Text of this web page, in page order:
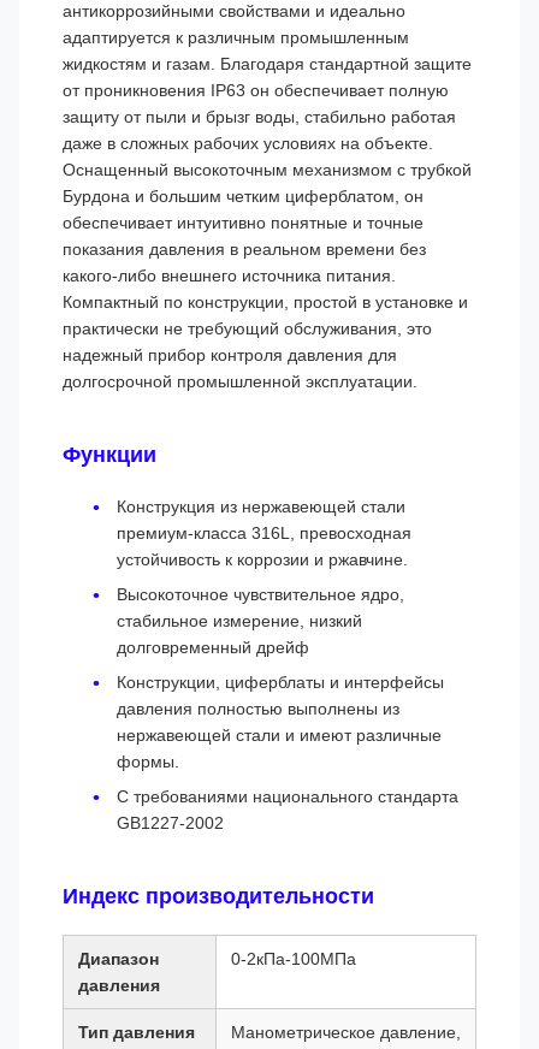
антикоррозийными свойствами и идеально
адаптируется к различным промышленным
жидкостям и газам. Благодаря стандартной защите
от проникновения IP63 он обеспечивает полную
защиту от пыли и брызг воды, стабильно работая
даже в сложных рабочих условиях на объекте.
Оснащенный высокоточным механизмом с трубкой
Бурдона и большим четким циферблатом, он
обеспечивает интуитивно понятные и точные
показания давления в реальном времени без
какого-либо внешнего источника питания.
Компактный по конструкции, простой в установке и
практически не требующий обслуживания, это
надежный прибор контроля давления для
долгосрочной промышленной эксплуатации.
Функции
Конструкция из нержавеющей стали
премиум-класса 316L, превосходная
устойчивость к коррозии и ржавчине.
Высокоточное чувствительное ядро,
стабильное измерение, низкий
долговременный дрейф
Конструкции, циферблаты и интерфейсы
давления полностью выполнены из
нержавеющей стали и имеют различные
формы.
С требованиями национального стандарта
GB1227-2002
Индекс производительности
Диапазон
давления
0-2кПа-100МПа
Тип давления Манометрическое давление,